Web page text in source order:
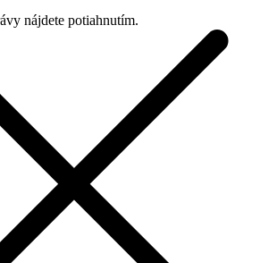
nájdete potiahnutím.